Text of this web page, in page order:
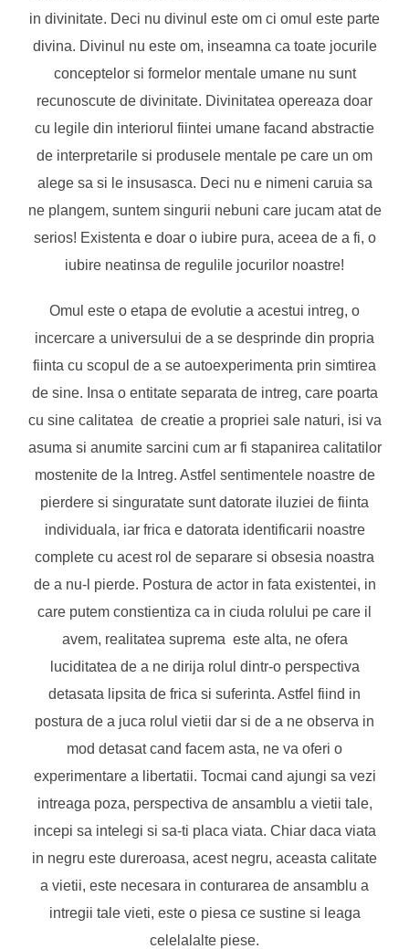
in divinitate. Deci nu divinul este om ci omul este parte
divina. Divinul nu este om, inseamna ca toate jocurile
conceptelor si formelor mentale umane nu sunt
recunoscute de divinitate. Divinitatea opereaza doar
cu legile din interiorul fiintei umane facand abstractie
de interpretarile si produsele mentale pe care un om
alege sa si le insusasca. Deci nu e nimeni caruia sa
ne plangem, suntem singurii nebuni care jucam atat de
serios! Existenta e doar o iubire pura, aceea de a fi, o
iubire neatinsa de regulile jocurilor noastre!
Omul este o etapa de evolutie a acestui intreg, o
incercare a universului de a se desprinde din propria
fiinta cu scopul de a se autoexperimenta prin simtirea
de sine. Insa o entitate separata de intreg, care poarta
cu sine calitatea de creatie a propriei sale naturi, isi va
asuma si anumite sarcini cum ar fi stapanirea calitatilor
mostenite de la Intreg. Astfel sentimentele noastre de
pierdere si singuratate sunt datorate iluziei de fiinta
individuala, iar frica e datorata identificarii noastre
complete cu acest rol de separare si obsesia noastra
de a nu-l pierde. Postura de actor in fata existentei, in
care putem constientiza ca in ciuda rolului pe care il
avem, realitatea suprema este alta, ne ofera
luciditatea de a ne dirija rolul dintr-o perspectiva
detasata lipsita de frica si suferinta. Astfel fiind in
postura de a juca rolul vietii dar si de a ne observa in
mod detasat cand facem asta, ne va oferi o
experimentare a libertatii. Tocmai cand ajungi sa vezi
intreaga poza, perspectiva de ansamblu a vietii tale,
incepi sa intelegi si sa-ti placa viata. Chiar daca viata
in negru este dureroasa, acest negru, aceasta calitate
a vietii, este necesara in conturarea de ansamblu a
intregii tale vieti, este o piesa ce sustine si leaga
celelalalte piese.